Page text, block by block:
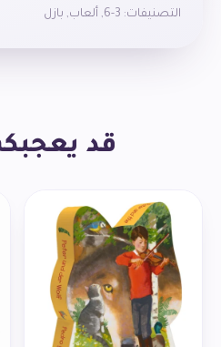
التصنيفات: 3-6
, ألعاب, بازل
قد